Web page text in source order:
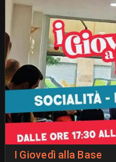
I Giovedì alla Base